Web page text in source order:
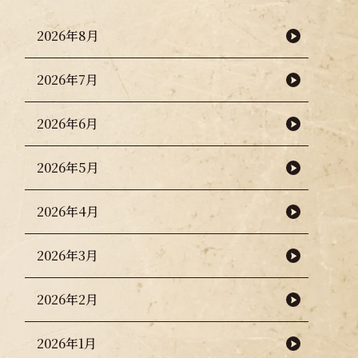
2026年8月
2026年7月
2026年6月
2026年5月
2026年4月
2026年3月
2026年2月
2026年1月